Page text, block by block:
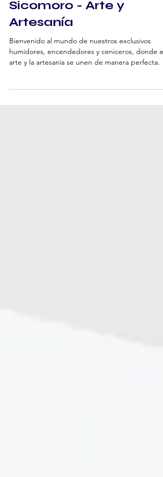
Ceniceros con
Acabado en
Sicomoro - Arte y
Artesanía
humidores, encendedores y ceniceros, donde el